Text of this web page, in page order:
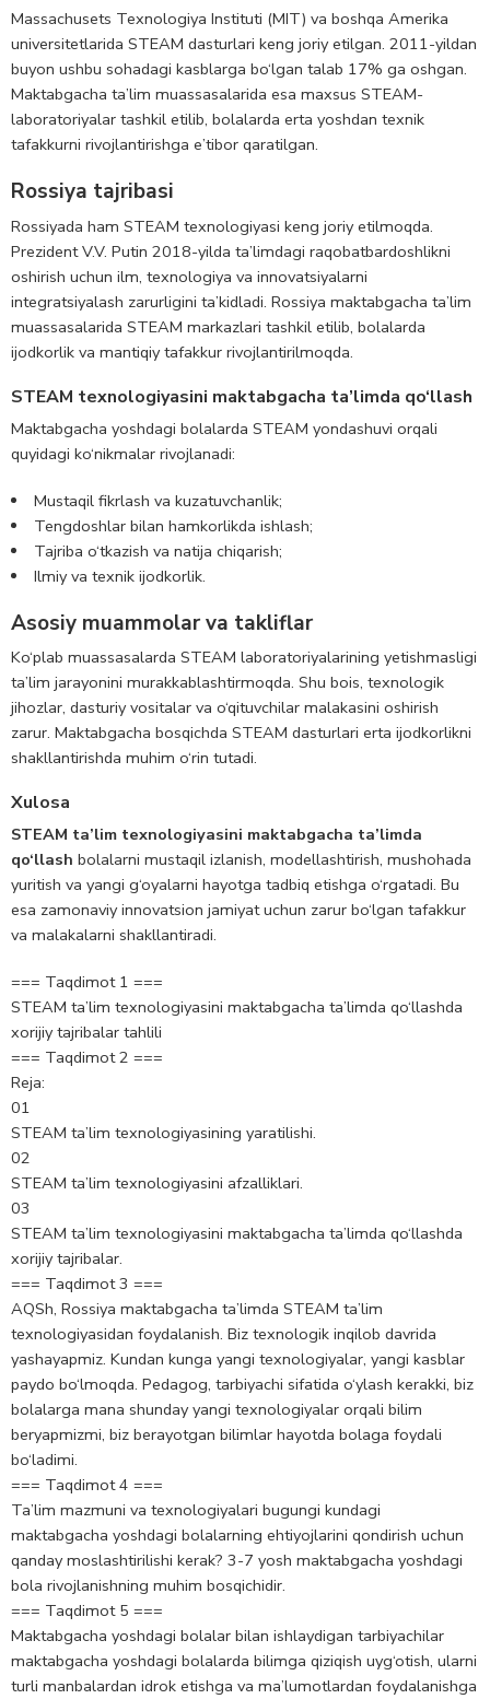
Massachusets Texnologiya Instituti (MIT) va boshqa Amerika
universitetlarida STEAM dasturlari keng joriy etilgan. 2011-yildan
buyon ushbu sohadagi kasblarga bo‘lgan talab 17% ga oshgan.
Maktabgacha ta’lim muassasalarida esa maxsus STEAM-
laboratoriyalar tashkil etilib, bolalarda erta yoshdan texnik
tafakkurni rivojlantirishga e’tibor qaratilgan.
Rossiya tajribasi
Rossiyada ham STEAM texnologiyasi keng joriy etilmoqda.
Prezident V.V. Putin 2018-yilda ta’limdagi raqobatbardoshlikni
oshirish uchun ilm, texnologiya va innovatsiyalarni
integratsiyalash zarurligini ta’kidladi. Rossiya maktabgacha ta’lim
muassasalarida STEAM markazlari tashkil etilib, bolalarda
ijodkorlik va mantiqiy tafakkur rivojlantirilmoqda.
STEAM texnologiyasini maktabgacha ta’limda qo‘llash
Maktabgacha yoshdagi bolalarda STEAM yondashuvi orqali
quyidagi ko‘nikmalar rivojlanadi:
Mustaqil fikrlash va kuzatuvchanlik;
Tengdoshlar bilan hamkorlikda ishlash;
Tajriba o‘tkazish va natija chiqarish;
Ilmiy va texnik ijodkorlik.
Asosiy muammolar va takliflar
Ko‘plab muassasalarda STEAM laboratoriyalarining yetishmasligi
ta’lim jarayonini murakkablashtirmoqda. Shu bois, texnologik
jihozlar, dasturiy vositalar va o‘qituvchilar malakasini oshirish
zarur. Maktabgacha bosqichda STEAM dasturlari erta ijodkorlikni
shakllantirishda muhim o‘rin tutadi.
Xulosa
STEAM ta’lim texnologiyasini maktabgacha ta’limda
qo‘llash bolalarni mustaqil izlanish, modellashtirish, mushohada
yuritish va yangi g‘oyalarni hayotga tadbiq etishga o‘rgatadi. Bu
esa zamonaviy innovatsion jamiyat uchun zarur bo‘lgan tafakkur
va malakalarni shakllantiradi.
=== Taqdimot 1 ===
STEAM ta’lim texnologiyasini maktabgacha ta’limda qo‘llashda
xorijiy tajribalar tahlili
=== Taqdimot 2 ===
Reja:
01
STEAM ta’lim texnologiyasining yaratilishi.
02
STEAM ta’lim texnologiyasini afzalliklari.
03
STEAM ta’lim texnologiyasini maktabgacha ta’limda qo‘llashda
xorijiy tajribalar.
=== Taqdimot 3 ===
AQSh, Rossiya maktabgacha ta’limda STEAM ta’lim
texnologiyasidan foydalanish. Biz texnologik inqilob davrida
yashayapmiz. Kundan kunga yangi texnologiyalar, yangi kasblar
paydo bo‘lmoqda. Pedagog, tarbiyachi sifatida o‘ylash kerakki, biz
bolalarga mana shunday yangi texnologiyalar orqali bilim
beryapmizmi, biz berayotgan bilimlar hayotda bolaga foydali
bo‘ladimi.
=== Taqdimot 4 ===
Ta’lim mazmuni va texnologiyalari bugungi kundagi
maktabgacha yoshdagi bolalarning ehtiyojlarini qondirish uchun
qanday moslashtirilishi kerak? 3-7 yosh maktabgacha yoshdagi
bola rivojlanishning muhim bosqichidir.
=== Taqdimot 5 ===
Maktabgacha yoshdagi bolalar bilan ishlaydigan tarbiyachilar
maktabgacha yoshdagi bolalarda bilimga qiziqish uyg‘otish, ularni
turli manbalardan idrok etishga va ma’lumotlardan foydalanishga